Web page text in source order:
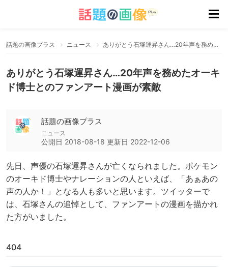
話題の画像プラス ニュース ありがとう石塚運昇さん…20年声を務めたオーキド博士とのファンアート漫画が素敵
ありがとう石塚運昇さん…20年声を務めたオーキ
ド博士とのファンアート漫画が素敵
話題の画像プラス
ニュース
公開日 2018-08-18 更新日 2022-12-06
先日、声優の石塚運昇さんが亡くなられました。ポケモン
のオーキド博士やナレーションの人といえば、「あぁあの
声の人か！」となる人も多いと思います。ツイッターで
は、石塚さんの追悼として、ファンアートの漫画を描かれ
た方がいました。
404